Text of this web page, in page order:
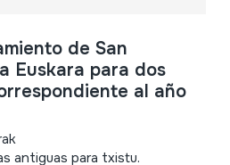
de San
Euskara para dos
al año
antiguas para txistu.